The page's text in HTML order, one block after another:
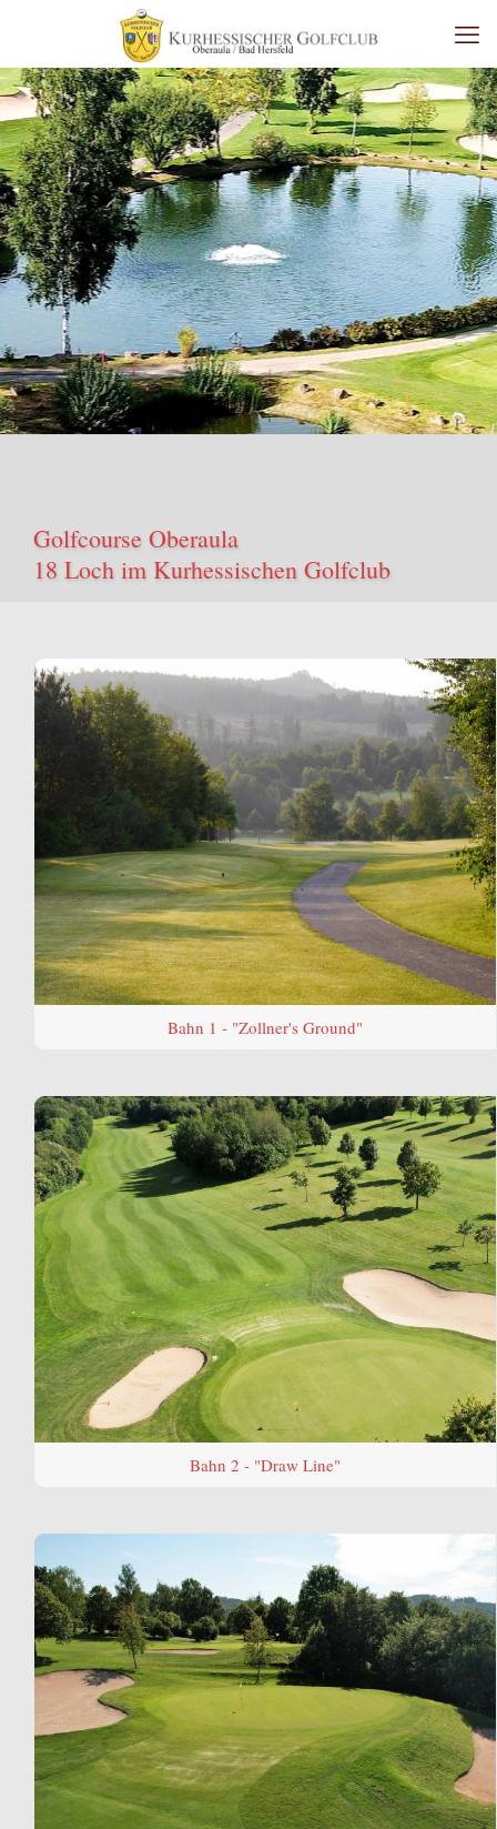
Golfcourse Oberaula
18 Loch im Kurhessischen Golfclub
Bahn 1 - "Zollner's Ground"
Bahn 2 - "Draw Line"